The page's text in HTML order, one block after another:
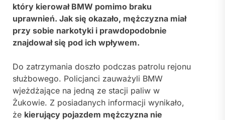
który kierował BMW pomimo braku
uprawnień. Jak się okazało, mężczyzna miał
przy sobie narkotyki i prawdopodobnie
znajdował się pod ich wpływem.
Do zatrzymania doszło podczas patrolu rejonu
służbowego. Policjanci zauważyli BMW
wjeżdżające na jedną ze stacji paliw w
Żukowie. Z posiadanych informacji wynikało,
że kierujący pojazdem mężczyzna nie